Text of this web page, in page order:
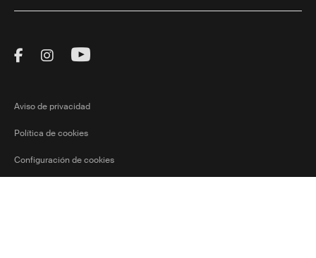
Visit Thule on Facebook (external link)
Visit Thule on Instagram (external link)
Visit Thule on Youtube (external
Aviso de privacidad
Política de cookies
Configuración de cookies